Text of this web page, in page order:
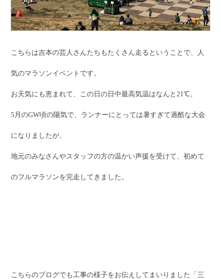
こちらは吉本の芸人さんたちもたくさん走るということで、人
気のマラソンイベントです。
お天気にも恵まれて、この日の日中最高気温はなんと21℃。
5月のGW頃の陽気で、ランナーにとっては暑すぎて過酷な大会
になりましたが、
地元のみなさんやスタッフの方の温かい声援を受けて、初めて
のフルマラソンを完走してきました。
こちらのブログでも工事の様子をお伝えしてまいりました「三